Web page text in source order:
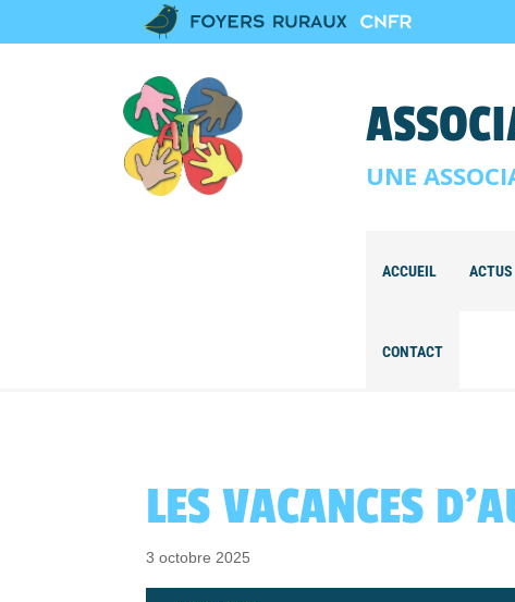
UNE
ACCUEIL ACTUS
CONTACT
LES VACANCES
3 octobre 2025